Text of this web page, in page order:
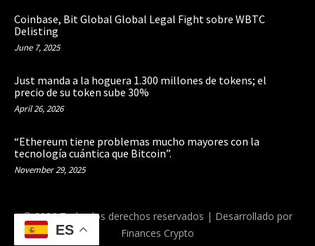
Coinbase, Bit Global Global Legal Fight sobre WBTC
Delisting
June 7, 2025
Just manda a la hoguera 1.300 millones de tokens; el
precio de su token sube 30%
April 26, 2026
“Ethereum tiene problemas mucho mayores con la
tecnología cuántica que Bitcoin”.
November 29, 2025
© 2026 Todos los derechos reservados | Desarrollado por
Finances Crypto
ES